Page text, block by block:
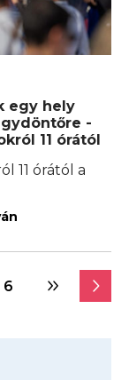
egy hely
-
11 órától
11 órától a
6